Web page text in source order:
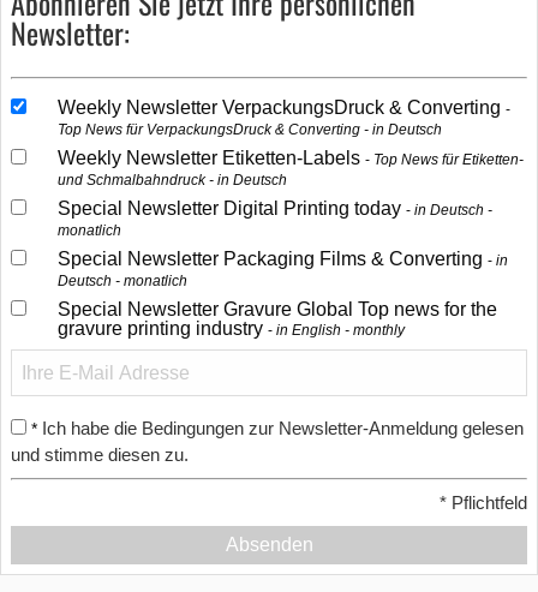
Newsletter:
Weekly Newsletter VerpackungsDruck & Converting
Top News für VerpackungsDruck & Converting - in Deutsch
Weekly Newsletter Etiketten-Labels
Top News für Etiketten-
und Schmalbahndruck - in Deutsch
Special Newsletter Digital Printing today
in Deutsch -
monatlich
Special Newsletter Packaging Films & Converting
in
Deutsch - monatlich
Special Newsletter Gravure Global Top news for the
gravure printing industry
in English - monthly
* Ich habe die Bedingungen zur Newsletter-Anmeldung gelesen
und stimme diesen zu.
* Pflichtfeld
Absenden